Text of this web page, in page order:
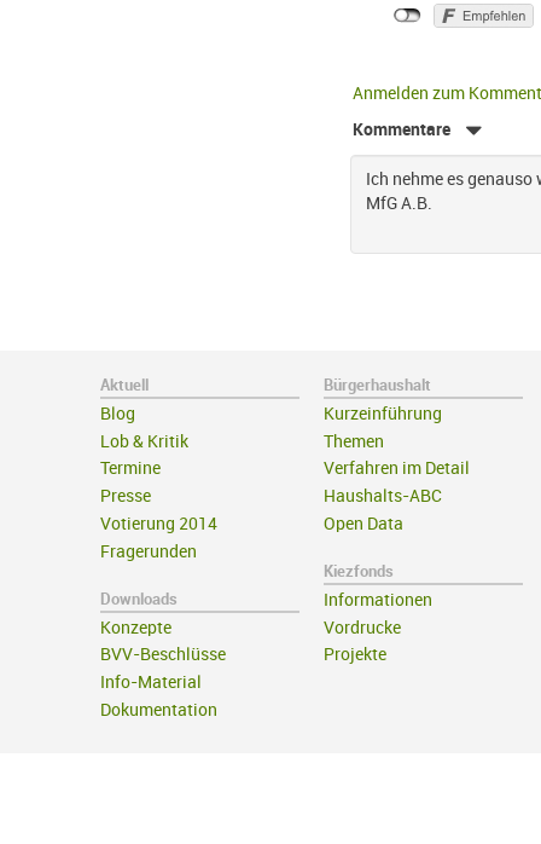
Anmelden zum
Kommentare
Ich nehme es
MfG A.B.
Aktuell
Blog
Lob & Kritik
Termine
Presse
Votierung 2014
Fragerunden
Downloads
Konzepte
BVV-Beschlüsse
Info-Material
Dokumentation
Bürgerhaushalt
Kurzeinführung
Themen
Verfahren im Detail
Haushalts-ABC
Open Data
Kiezfonds
Informationen
Vordrucke
Projekte